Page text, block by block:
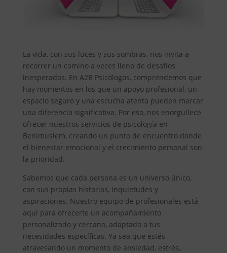
La vida, con sus luces y sus sombras, nos invita a
recorrer un camino a veces lleno de desafíos
inesperados. En A2B Psicólogos, comprendemos que
hay momentos en los que un apoyo profesional, un
espacio seguro y una escucha atenta pueden marcar
una diferencia significativa. Por eso, nos enorgullece
ofrecer nuestros servicios de psicología en
Benimuslem, creando un punto de encuentro donde
el bienestar emocional y el crecimiento personal son
la prioridad.
Sabemos que cada persona es un universo único,
con sus propias historias, inquietudes y
aspiraciones. Nuestro equipo de profesionales está
aquí para ofrecerte un acompañamiento
personalizado y cercano, adaptado a tus
necesidades específicas. Ya sea que estés
atravesando un momento de ansiedad, estrés,